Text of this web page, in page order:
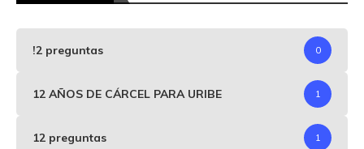
!2 preguntas 0
12 AÑOS DE CÁRCEL PARA URIBE 1
12 preguntas 1